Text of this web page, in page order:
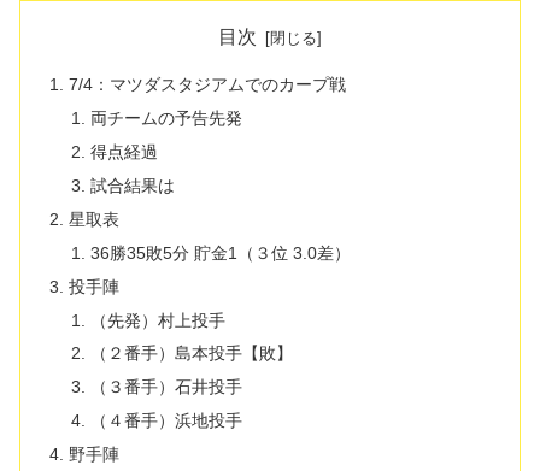
目次
7/4：マツダスタジアムでのカープ戦
両チームの予告先発
得点経過
試合結果は
星取表
36勝35敗5分 貯金1（３位 3.0差）
投手陣
（先発）村上投手
（２番手）島本投手【敗】
（３番手）石井投手
（４番手）浜地投手
野手陣